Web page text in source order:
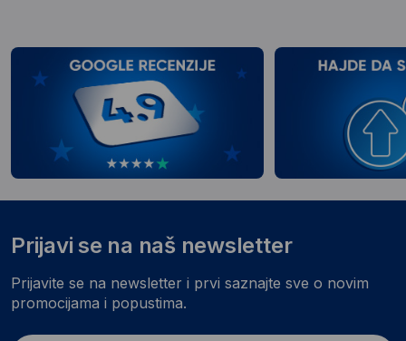
Prijavi se na naš newsletter
Prijavite se na newsletter i prvi saznajte sve o novim
promocijama i popustima.